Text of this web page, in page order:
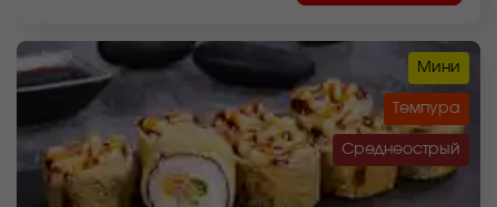
Мини
Темпура
Среднеострый